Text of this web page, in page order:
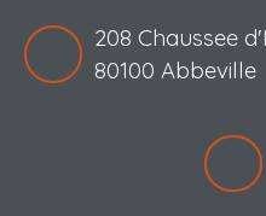
208 Chaussee
80100 Abbeville